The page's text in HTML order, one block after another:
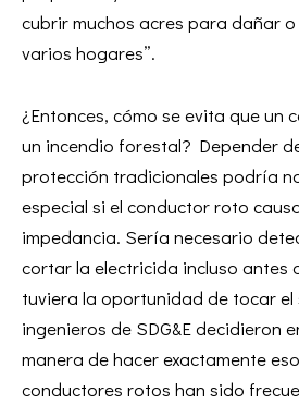
cubrir muchos acres para dañar
varios hogares”.
¿Entonces, cómo se evita que un
un incendio forestal? Depender
protección tradicionales podría
especial si el conductor roto
impedancia. Sería necesario
cortar la electricida incluso antes
tuviera la oportunidad de tocar el
ingenieros de SDG&E decidieron
manera de hacer exactamente
conductores rotos han sido